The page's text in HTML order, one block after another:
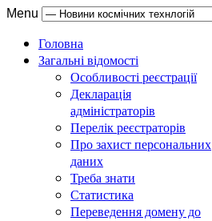
Menu
Головна
Загальні відомості
Особливості реєстрації
Декларація
адміністраторів
Перелік реєстраторів
Про захист персональних
даних
Треба знати
Статистика
Переведення домену до